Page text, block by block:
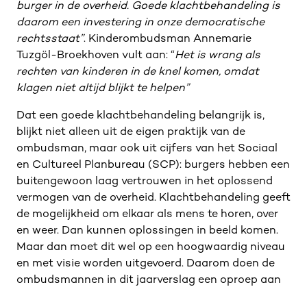
burger in de overheid. Goede klachtbehandeling is
daarom een investering in onze democratische
rechtsstaat”. Kinderombudsman Annemarie
Tuzgöl-Broekhoven vult aan: “Het is wrang als
rechten van kinderen in de knel komen, omdat
klagen niet altijd blijkt te helpen”
Dat een goede klachtbehandeling belangrijk is,
blijkt niet alleen uit de eigen praktijk van de
ombudsman, maar ook uit cijfers van het Sociaal
en Cultureel Planbureau (SCP): burgers hebben een
buitengewoon laag vertrouwen in het oplossend
vermogen van de overheid. Klachtbehandeling geeft
de mogelijkheid om elkaar als mens te horen, over
en weer. Dan kunnen oplossingen in beeld komen.
Maar dan moet dit wel op een hoogwaardig niveau
en met visie worden uitgevoerd. Daarom doen de
ombudsmannen in dit jaarverslag een oproep aan